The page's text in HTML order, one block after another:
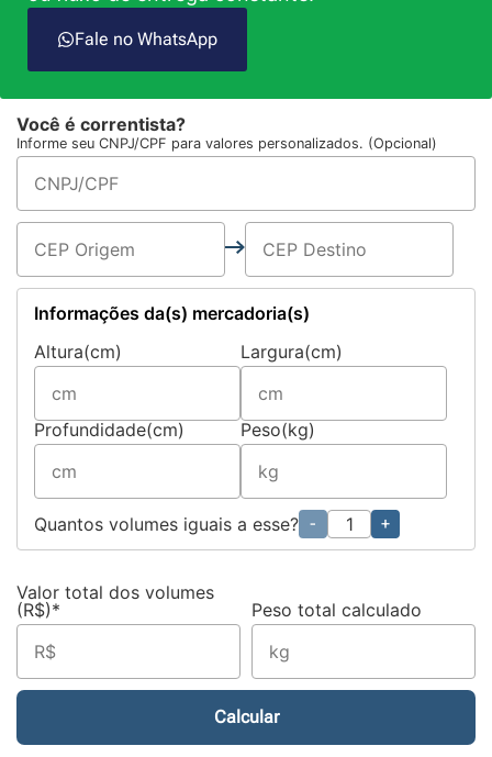
Fale no WhatsApp
Você é correntista?
Informe seu CNPJ/CPF para valores personalizados. (Opcional)
Informações da(s) mercadoria(s)
Altura(cm)
Largura(cm)
Profundidade(cm) Peso(kg)
Quantos volumes iguais a esse? - +
Valor total dos volumes
(R$)*
Peso total calculado
Calcular